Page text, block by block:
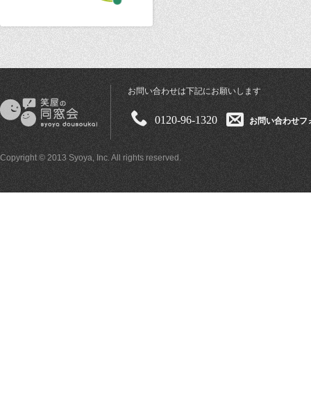
お問い合わせは下記にお願いします
0120-96-1320 お問い合わせフ
Copyright © 2013 Syoya, Inc. All rights reserved.